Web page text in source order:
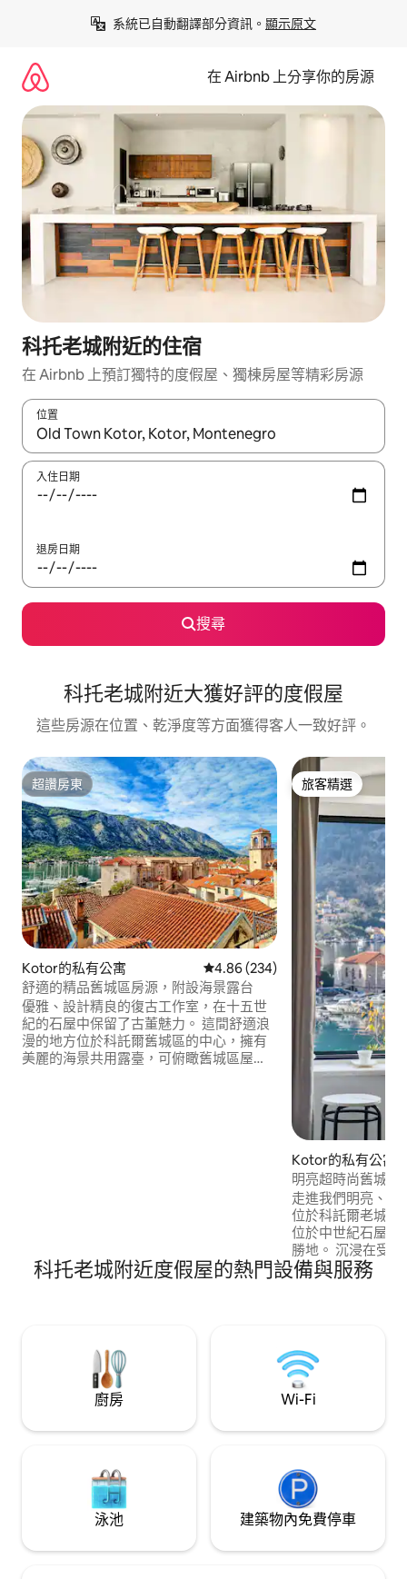
系統已自動翻譯部分資訊。 顯示原文
在 Airbnb 上分享你的房源
科托老城附近的住宿
在 Airbnb 上預訂獨特的度假屋、獨棟房屋等精彩房源
位置
如有搜尋結果，瀏覽內容時請使用上下箭頭，或輕點、滑動裝置。
入住日期
退房日期
搜尋
科托老城附近大獲好評的度假屋
這些房源在位置、乾淨度等方面獲得客人一致好評。
超讚房東
超讚房東
Kotor的私有公寓 從 234 則評價中獲得 4.86 的平均
4.86 (234)
舒適的精品舊城區房源，附設海景露台
優雅、設計精良的復古工作室，在十五世
紀的石屋中保留了古董魅力。 這間舒適浪
漫的地方位於科託爾舊城區的中心，擁有
美麗的海景共用露臺，可俯瞰舊城區屋
旅客精選
旅客精選
Kotor的私有公寓
明亮超時尚舊城區
走進我們明亮、風
位於科託爾老城區古城牆
位於中世紀石屋的
勝地。 沉浸在受聯合國教科文組織保護的
魅力中，同時享受現代舒
媚，擁有令人嘆為
科托老城附近度假屋的熱門設備與服務
廚房 Wi-Fi
泳池 建築物內免費停車